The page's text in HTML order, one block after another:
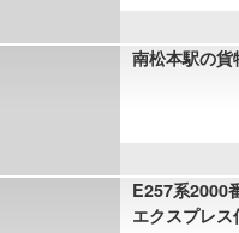
南松本駅の貨
E257系2000
エクスプレス